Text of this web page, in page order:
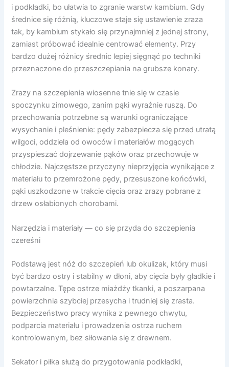
i podkładki, bo ułatwia to zgranie warstw kambium. Gdy
średnice się różnią, kluczowe staje się ustawienie zraza
tak, by kambium stykało się przynajmniej z jednej strony,
zamiast próbować idealnie centrować elementy. Przy
bardzo dużej różnicy średnic lepiej sięgnąć po techniki
przeznaczone do przeszczepiania na grubsze konary.
Zrazy na szczepienia wiosenne tnie się w czasie
spoczynku zimowego, zanim pąki wyraźnie ruszą. Do
przechowania potrzebne są warunki ograniczające
wysychanie i pleśnienie: pędy zabezpiecza się przed utratą
wilgoci, oddziela od owoców i materiałów mogących
przyspieszać dojrzewanie pąków oraz przechowuje w
chłodzie. Najczęstsze przyczyny nieprzyjęcia wynikające z
materiału to przemrożone pędy, przesuszone końcówki,
pąki uszkodzone w trakcie cięcia oraz zrazy pobrane z
drzew osłabionych chorobami.
Narzędzia i materiały — co się przyda do szczepienia
czereśni
Podstawą jest nóż do szczepień lub okulizak, który musi
być bardzo ostry i stabilny w dłoni, aby cięcia były gładkie i
powtarzalne. Tępe ostrze miażdży tkanki, a poszarpana
powierzchnia szybciej przesycha i trudniej się zrasta.
Bezpieczeństwo pracy wynika z pewnego chwytu,
podparcia materiału i prowadzenia ostrza ruchem
kontrolowanym, bez siłowania się z drewnem.
Sekator i piłka służą do przygotowania podkładki,